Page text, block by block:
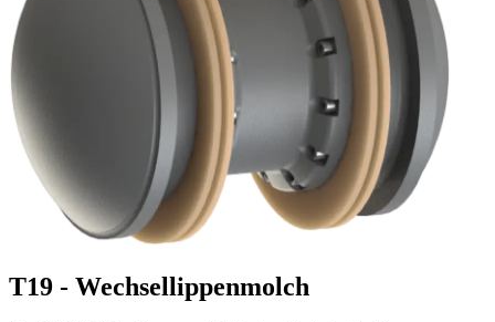
T19 - Wechsellippenmolch